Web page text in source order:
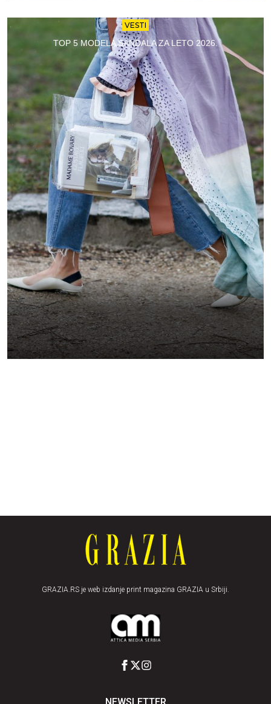
VESTI
TOP 5 MODELA SANDALA ZA LETO 2026.
GRAZIA.RS je web izdanje print magazina GRAZIA u Srbiji.
NEWSLETTER